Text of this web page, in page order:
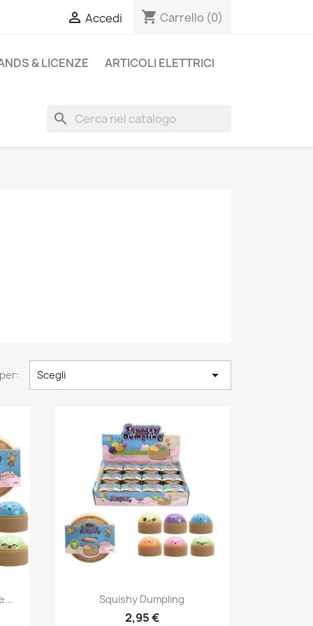
 Accedi shopping_cart Carrello (0)
& LICENZE
ARTICOLI ELETTRICI
search
Scegli 
Anteprima
Squishy Dumpling
2,95 €